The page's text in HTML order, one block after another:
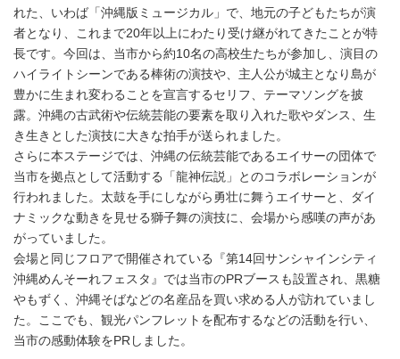
れた、いわば「沖縄版ミュージカル」で、地元の子どもたちが演
者となり、これまで20年以上にわたり受け継がれてきたことが特
長です。今回は、当市から約10名の高校生たちが参加し、演目の
ハイライトシーンである棒術の演技や、主人公が城主となり島が
豊かに生まれ変わることを宣言するセリフ、テーマソングを披
露。沖縄の古武術や伝統芸能の要素を取り入れた歌やダンス、生
き生きとした演技に大きな拍手が送られました。
さらに本ステージでは、沖縄の伝統芸能であるエイサーの団体で
当市を拠点として活動する「龍神伝説」とのコラボレーションが
行われました。太鼓を手にしながら勇壮に舞うエイサーと、ダイ
ナミックな動きを見せる獅子舞の演技に、会場から感嘆の声があ
がっていました。
会場と同じフロアで開催されている『第14回サンシャインシティ
沖縄めんそーれフェスタ』では当市のPRブースも設置され、黒糖
やもずく、沖縄そばなどの名産品を買い求める人が訪れていまし
た。ここでも、観光パンフレットを配布するなどの活動を行い、
当市の感動体験をPRしました。